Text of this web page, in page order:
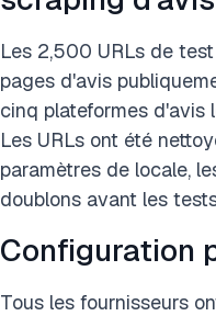
Les 2,500 URLs de
pages d'avis
cinq plateformes d'avis
Les URLs ont été
paramètres de locale,
doublons avant les
Configuration
Tous les fournisseurs